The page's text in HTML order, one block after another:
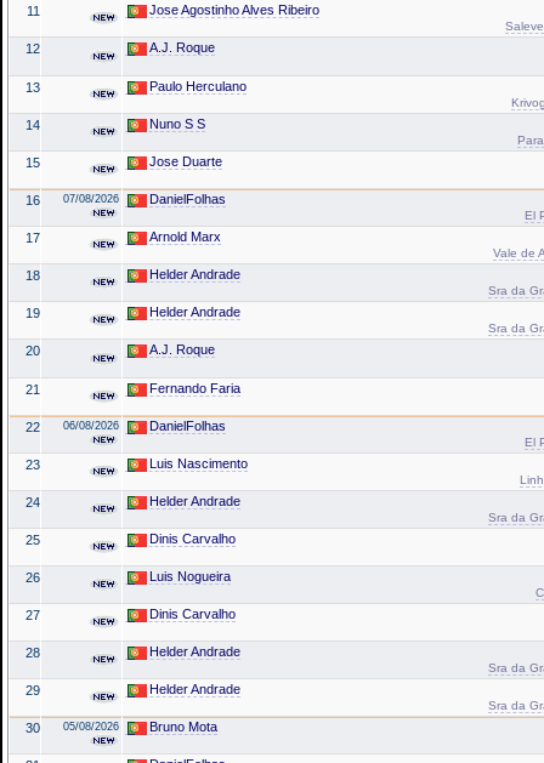
11 Jose Agostinho Alves Ribeiro
12 A.J. Roque
13 Paulo Herculano
14 Nuno S S
15 Jose Duarte
16 07/08/2026 DanielFolhas
El
17 Arnold Marx
Vale de
18 Helder Andrade
Sra da
19 Helder Andrade
Sra da
20 A.J. Roque
21 Fernando Faria
22 06/08/2026 DanielFolhas
El
23 Luis Nascimento
24 Helder Andrade
Sra da
25 Dinis Carvalho
26 Luis Nogueira
27 Dinis Carvalho
28 Helder Andrade
Sra da
29 Helder Andrade
Sra da
30 05/08/2026 Bruno Mota